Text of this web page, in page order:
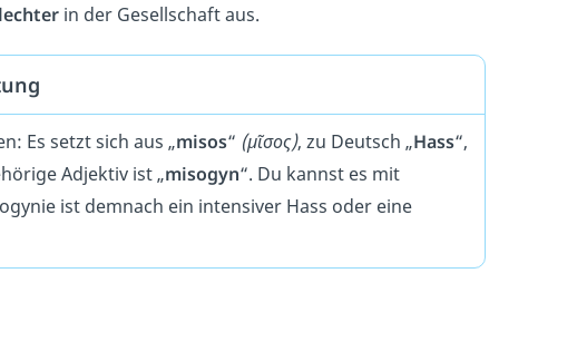
in der Gesellschaft aus.
Es setzt sich aus „misos“ (μῖσος), zu Deutsch „Hass“,
Adjektiv ist „misogyn“. Du kannst es mit
ist demnach ein intensiver Hass oder eine